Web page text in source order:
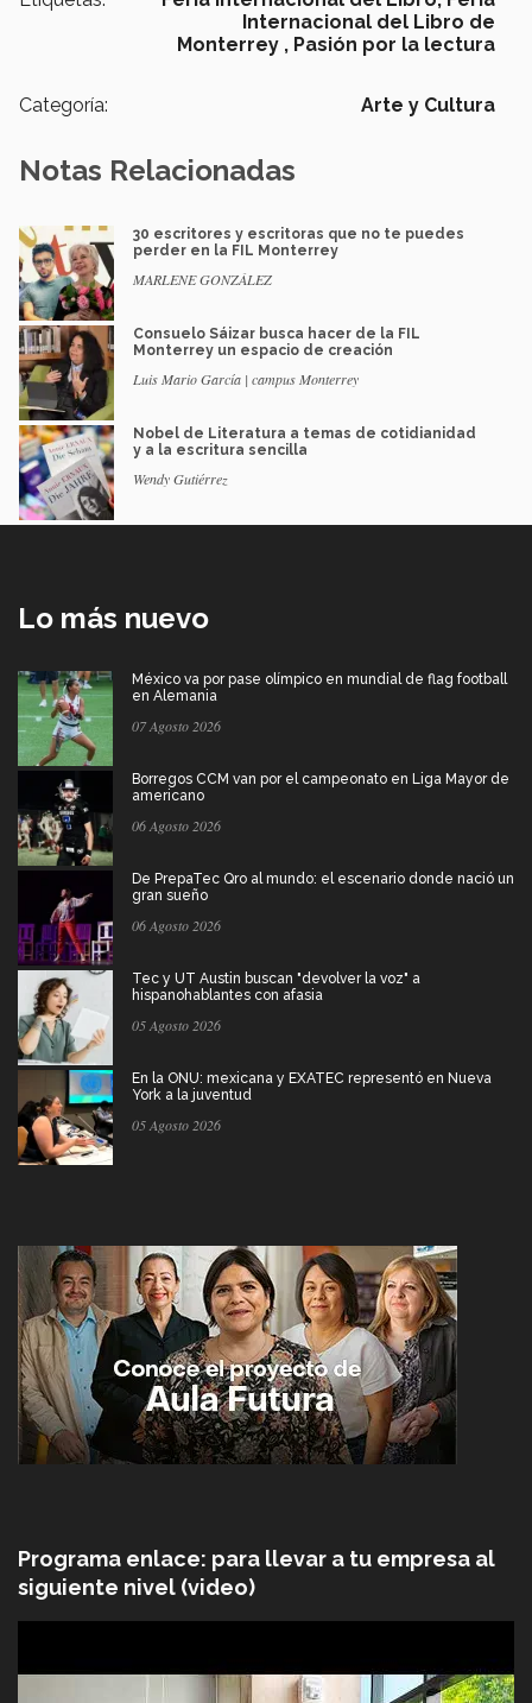
Internacional del Libro de
Monterrey , Pasión por la lectura
Categoría: Arte y Cultura
Notas Relacionadas
30 escritores y escritoras que no te puedes
perder en la FIL Monterrey
MARLENE GONZÁLEZ
Consuelo Sáizar busca hacer de la FIL
Monterrey un espacio de creación
Luis Mario García | campus Monterrey
Nobel de Literatura a temas de cotidianidad
y a la escritura sencilla
Wendy Gutiérrez
Lo más nuevo
México va por pase olímpico en mundial de flag football
en Alemania
07 Agosto 2026
Borregos CCM van por el campeonato en Liga Mayor de
americano
06 Agosto 2026
De PrepaTec Qro al mundo: el escenario donde nació un
gran sueño
06 Agosto 2026
Tec y UT Austin buscan "devolver la voz" a
hispanohablantes con afasia
05 Agosto 2026
En la ONU: mexicana y EXATEC representó en Nueva
York a la juventud
05 Agosto 2026
Programa enlace: para llevar a tu empresa al
siguiente nivel (video)